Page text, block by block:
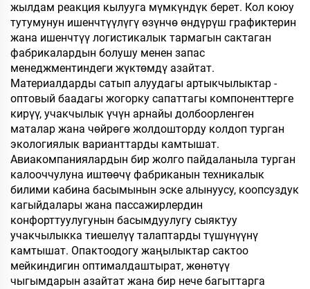
жылдам реакция кылууга мүмкүндүк берет. Кол коюу
тутумунун ишенчтүүлүгү өзүнчө өндүрүш графиктерин
жана ишенчтүү логистикалык тармагын сактаган
фабрикалардын болушу менен запас
менеджментиндеги жүктөмдү азайтат.
Материалдарды сатып алуудагы артыкчылыктар -
оптовый баадагы жогорку сапаттагы компоненттерге
кирүү, учакчылык үчүн арнайы долбоорленген
маталар жана чөйрөгө жолдошторду колдоп турган
экологиялык варианттарды камтышат.
Авиакомпаниялардын бир жолго пайдаланыла турган
калооччулуна иштөөчү фабриканын техникалык
билими кабина басымынын эске алынуусу, коопсуздук
кагыйдалары жана пассажирлердин
конфорттуулугунын басымдуулугу сыяктуу
учакчылыкка тиешелүү талаптарды түшүнүүнү
камтышат. Опактоодогу жаңылыктар сактоо
мейкиндигин оптималдаштырат, жөнөтүү
чыгымдарын азайтат жана бир нече багыттарга